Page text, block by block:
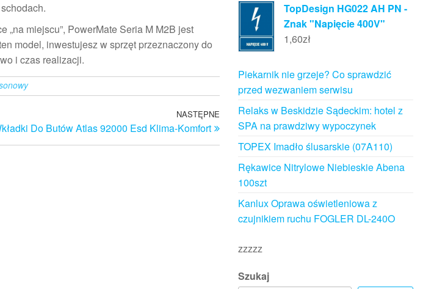
miejscu”, PowerMate Seria M M2B jest
model, inwestujesz w sprzęt przeznaczony do
i czas realizacji.
Następny
wpis
NASTĘPNE
Do Butów Atlas 92000 Esd Klima-Komfort
TopDesign HG022 AH PN -
Znak "Napięcie 400V"
1,60zł
Piekarnik nie grzeje? Co sprawdzić
przed wezwaniem serwisu
Relaks w Beskidzie Sądeckim: hotel z
SPA na prawdziwy wypoczynek
TOPEX Imadło ślusarskie (07A110)
Rękawice Nitrylowe Niebieskie Abena
100szt
Kanlux Oprawa oświetleniowa z
czujnikiem ruchu FOGLER DL-240O
zzzzz
Szukaj